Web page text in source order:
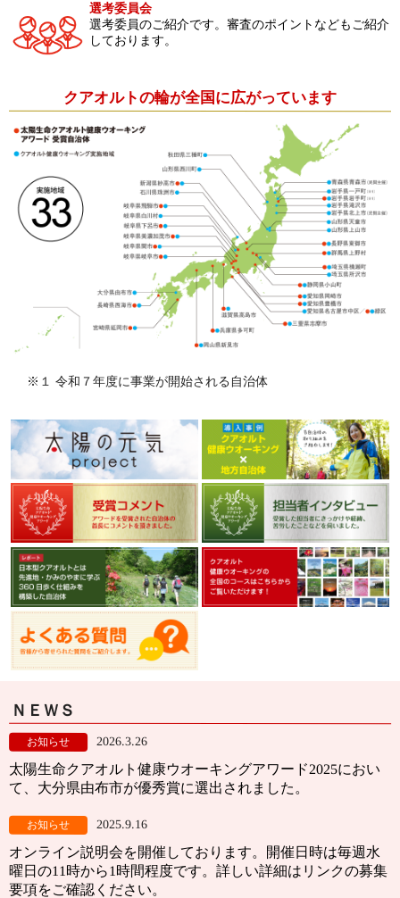
選考委員会
選考委員のご紹介です。 審査のポイントなどもご紹介
しております。
クアオルトの輪が全国に広がっています
※１ 令和７年度に事業が開始される自治体
ＮＥＷＳ
お知らせ 2026.3.26
太陽生命クアオルト健康ウオーキングアワード2025におい
て、大分県由布市が優秀賞に選出されました。
お知らせ 2025.9.16
オンライン説明会を開催しております。開催日時は毎週水
曜日の11時から1時間程度です。詳しい詳細はリンクの募集
要項をご確認ください。